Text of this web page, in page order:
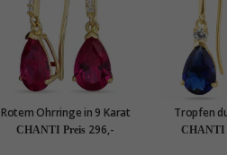
Rotem Ohrringe in 9 Karat
Gold mit synthetische Rubin
CHANTI Preis 296,-
Tropfen
Ohrringe
CHANTI